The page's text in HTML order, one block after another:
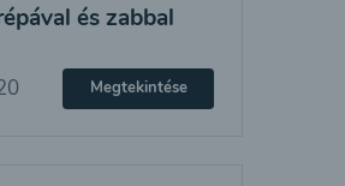
és zabbal
Megtekintése